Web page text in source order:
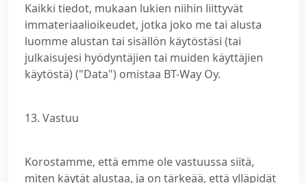
Kaikki tiedot, mukaan lukien niihin liittyvät
immateriaalioikeudet, jotka joko me tai alusta
luomme alustan tai sisällön käytöstäsi (tai
julkaisujesi hyödyntäjien tai muiden käyttäjien
käytöstä) ("Data") omistaa BT-Way Oy.
13. Vastuu
Korostamme, että emme ole vastuussa siitä,
miten käytät alustaa, ja on tärkeää, että ylläpidät